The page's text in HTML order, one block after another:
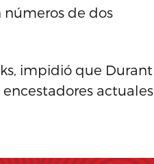
de dos
impidió que Durant
actuales